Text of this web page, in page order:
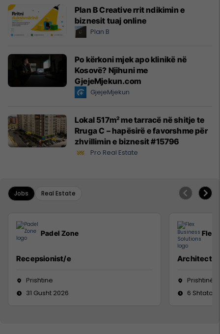
Plan B Creative rrit ndikimin e
biznesit tuaj online
Plan B
Po kërkoni mjek apo klinikë në
Kosovë? Njihuni me
GjejeMjekun.com
GjejeMjekun
Lokal 517m² me tarracë në shitje te
Rruga C – hapësirë e favorshme për
zhvillimin e biznesit #15796
Pro Real Estate
Jobs Real Estate
Padel Zone
Recepsionist/e
Prishtine
31 Gusht 2026
Flex
Architect
Prishtinë
6 Shtator